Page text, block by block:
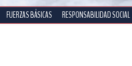
FUERZAS BÁSICAS RESPONSABILIDAD SOCIAL